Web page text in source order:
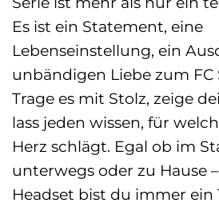
Es ist ein Statement, eine
Lebenseinstellung, ein
unbändigen Liebe zum FC
Trage es mit Stolz, zeige
lass jeden wissen, für
Herz schlägt. Egal ob im
unterwegs oder zu Hause
Headset bist du immer ein